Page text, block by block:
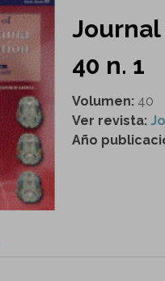
Journal
40 n. 1
Volumen: 40
Ver revista:
Año